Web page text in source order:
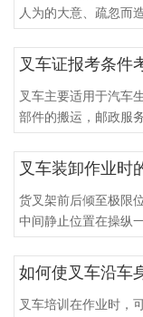
人为的大意、疏忽而
叉车证报考条件
叉车主要适用于汽车
部件的搬运，邮政服
叉车装卸作业时
货叉架前后倾至极限
中间静止位置在操纵
如何使叉车沿车
叉车培训在作业时，